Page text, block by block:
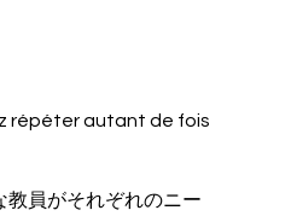
répéter autant de fois
教員がそれぞれのニー